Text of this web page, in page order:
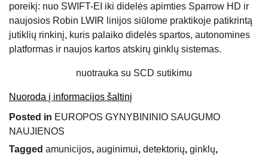
poreikį: nuo SWIFT-EI iki didelės apimties Sparrow HD ir
naujosios Robin LWIR linijos siūlome praktikoje patikrintą
jutiklių rinkinį, kuris palaiko didelės spartos, autonomines
platformas ir naujos kartos atskirų ginklų sistemas.
nuotrauka su SCD sutikimu
Nuoroda į informacijos šaltinį
Posted in EUROPOS GYNYBININIO SAUGUMO
NAUJIENOS
Tagged amunicijos, auginimui, detektorių, ginklų,